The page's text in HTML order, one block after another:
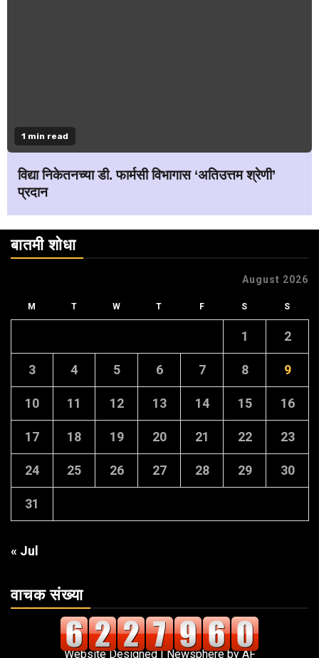
1 min read
विद्या निकेतनच्या डी. फार्मसी विभागास ‘अतिउत्तम श्रेणी’
प्रदान
बातमी शोधा
August 2026
M T W T F S S
1 2
3 4 5 6 7 8 9
10 11 12 13 14 15 16
17 18 19 20 21 22 23
24 25 26 27 28 29 30
31
« Jul
वाचक संख्या
Website Designed|Newsphereby AF